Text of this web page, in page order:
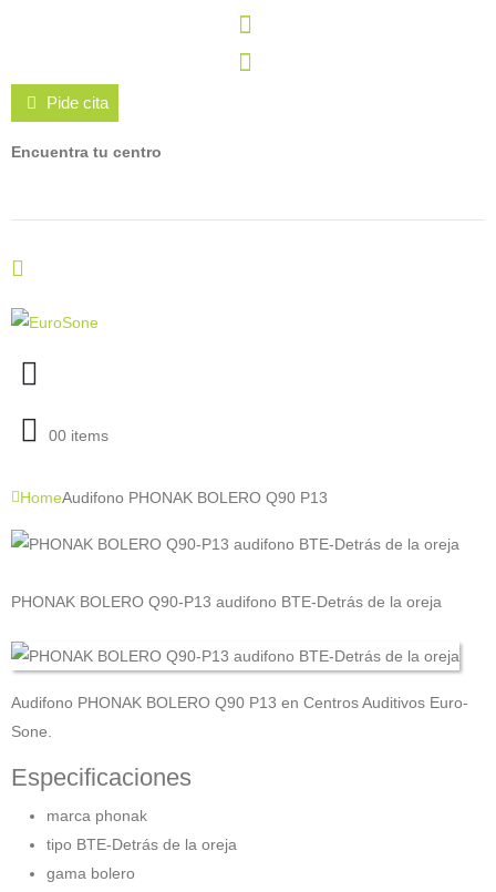
Pide cita
Encuentra tu centro
00 items
HomeAudifono PHONAK BOLERO Q90 P13
PHONAK BOLERO Q90-P13 audifono BTE-Detrás de la oreja
Audifono PHONAK BOLERO Q90 P13 en Centros Auditivos Euro-
Sone.
Especificaciones
marca phonak
tipo BTE-Detrás de la oreja
gama bolero